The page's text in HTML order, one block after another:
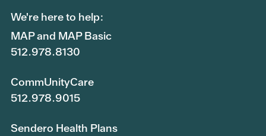
We're here to help:
MAP and MAP Basic
512.978.8130
CommUnityCare
512.978.9015
Sendero Health Plans